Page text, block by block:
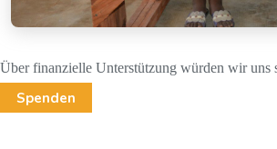
Über finanzielle Unterstützung würden wir uns
Spenden